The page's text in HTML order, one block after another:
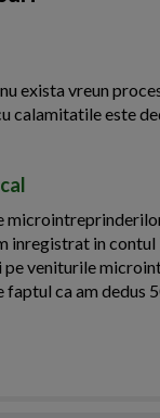
exista vreun
calamitatile este
inregistrat in
veniturile
ca am dedus